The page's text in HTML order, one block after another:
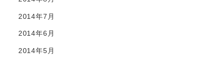
2014年7月
2014年6月
2014年5月